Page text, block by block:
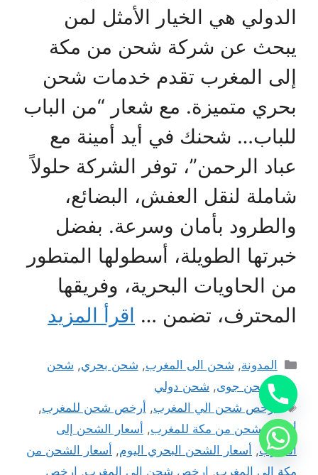
الدولي هي الخيار الأمثل لمن
يبحث عن شركة شحن من مكة
إلى المغرب تقدم خدمات شحن
بحري متميزة. مع شعار “من الباب
للباب… شحنك في أيد أمينة مع
عباد الرحمن”، توفر الشركة حلولاً
شاملة لنقل العفش، البضائع،
والطرود بأمان وسرعة. بفضل
خبرتها الطويلة، أسطولها المتطور
من الحاويات البحرية، وفريقها
المحترف، تضمن … اقرأ المزيد
التصنيفات
المدونة, شحن الى المغرب, شحن بحري, شحن
بري
,شحن جوى, شحن دولي
الوسوم
أرخص شحن الي المغرب, أرخص شحن للمغرب,
أرخص شحن من مكة للمغرب, أسعار الشحن إلى
المغرب, أسعار الشحن البحري اليوم, أسعار الشحن من
مكة الى المغرب, ارخص شحن الى المغرب, ارخص